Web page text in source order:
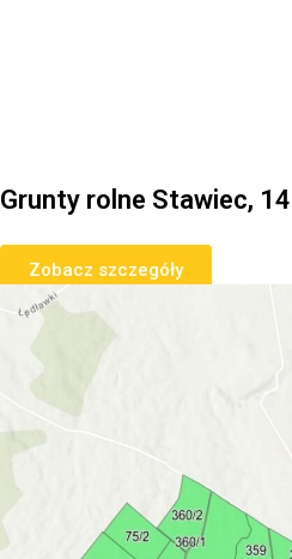
Grunty rolne Stawiec,
Zobacz szczegóły